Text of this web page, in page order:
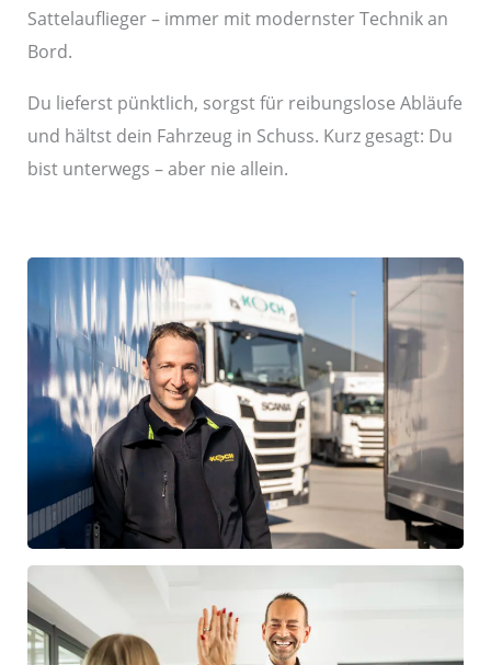
Sattelauflieger – immer mit modernster Technik an
Bord.
Du lieferst pünktlich, sorgst für reibungslose Abläufe
und hältst dein Fahrzeug in Schuss. Kurz gesagt: Du
bist unterwegs – aber nie allein.